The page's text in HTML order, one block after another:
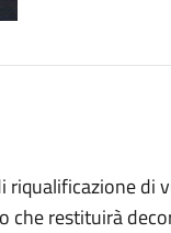
di
che restituirà